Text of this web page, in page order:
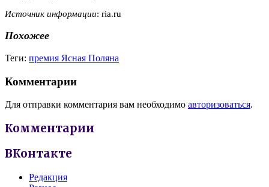
Источник информации: ria.ru
Похожее
Теги: премия Ясная Поляна
Комментарии
Для отправки комментария вам необходимо авторизоваться.
Комментарии
ВКонтакте
Редакция